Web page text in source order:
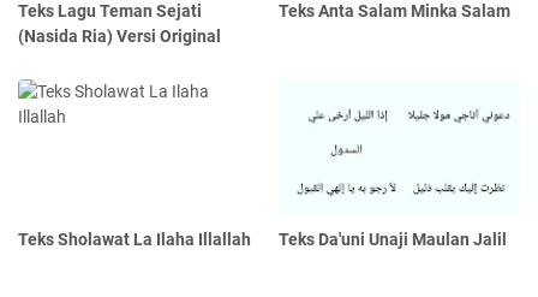
Teks Lagu Teman Sejati
(Nasida Ria) Versi Original
Teks Anta Salam Minka Salam
Teks Sholawat La Ilaha Illallah Teks Da'uni Unaji Maulan Jalil